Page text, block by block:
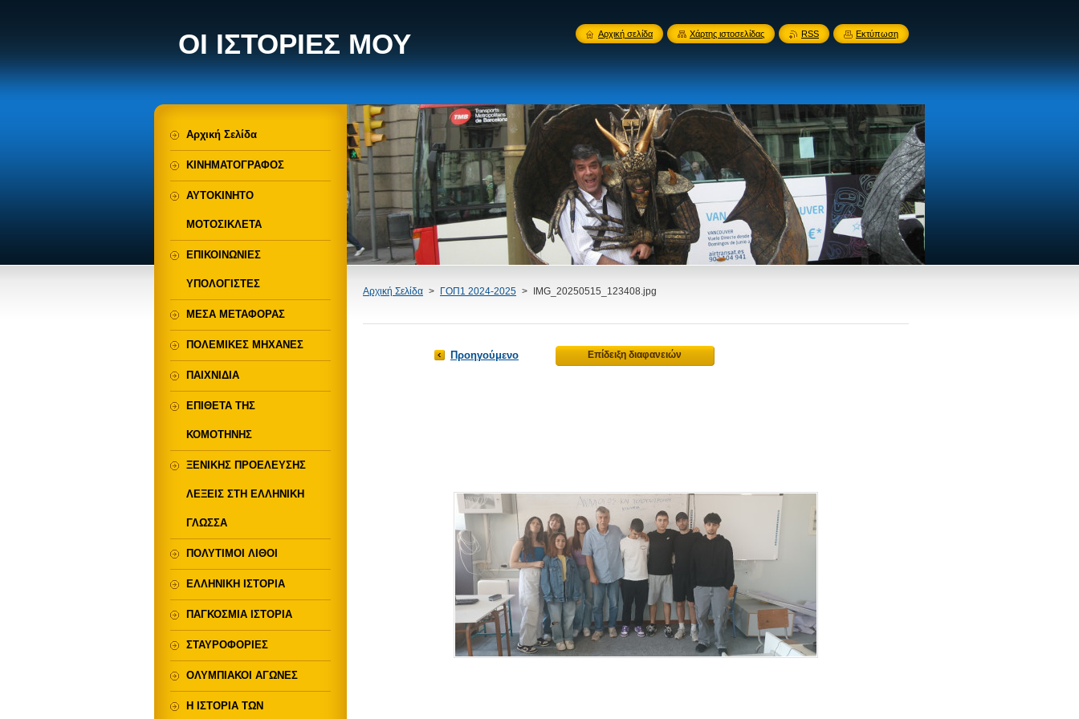
ΟΙ ΙΣΤΟΡΙΕΣ ΜΟΥ
Αρχική Σελίδα > ΓΟΠ1 2024-2025 > IMG_20250515_123408.jpg
Προηγούμενο Επίδειξη διαφανειών
Αρχική Σελίδα
ΚΙΝΗΜΑΤΟΓΡΑΦΟΣ
ΑΥΤΟΚΙΝΗΤΟ
ΜΟΤΟΣΙΚΛΕΤΑ
ΕΠΙΚΟΙΝΩΝΙΕΣ
ΥΠΟΛΟΓΙΣΤΕΣ
ΜΕΣΑ ΜΕΤΑΦΟΡΑΣ
ΠΟΛΕΜΙΚΕΣ ΜΗΧΑΝΕΣ
ΠΑΙΧΝΙΔΙΑ
ΕΠΙΘΕΤΑ ΤΗΣ
ΚΟΜΟΤΗΝΗΣ
ΞΕΝΙΚΗΣ ΠΡΟΕΛΕΥΣΗΣ
ΛΕΞΕΙΣ ΣΤΗ ΕΛΛΗΝΙΚΗ
ΓΛΩΣΣΑ
ΠΟΛΥΤΙΜΟΙ ΛΙΘΟΙ
ΕΛΛΗΝΙΚΗ ΙΣΤΟΡΙΑ
ΠΑΓΚΟΣΜΙΑ ΙΣΤΟΡΙΑ
ΣΤΑΥΡΟΦΟΡΙΕΣ
ΟΛΥΜΠΙΑΚΟΙ ΑΓΩΝΕΣ
Η ΙΣΤΟΡΙΑ ΤΩΝ
Αρχική σελίδα Χάρτης ιστοσελίδας RSS Εκτύπωση